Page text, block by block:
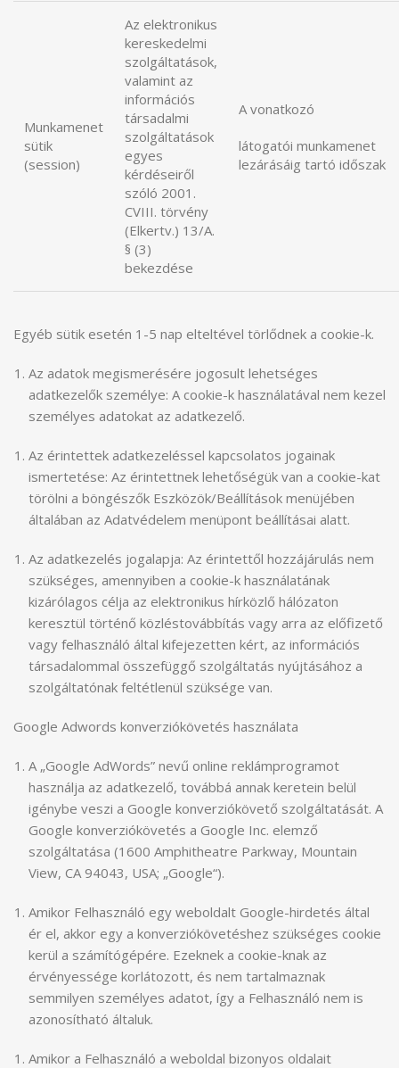
Munkamenet
sütik
(session)
Az elektronikus
kereskedelmi
szolgáltatások,
valamint az
információs
társadalmi
szolgáltatások
egyes
kérdéseiről
szóló 2001.
CVIII. törvény
(Elkertv.) 13/A.
§ (3)
bekezdése
A vonatkozó
látogatói munkamenet
lezárásáig tartó időszak
Egyéb sütik esetén 1-5 nap elteltével törlődnek a cookie-k.
Az adatok megismerésére jogosult lehetséges
adatkezelők személye: A cookie-k használatával nem kezel
személyes adatokat az adatkezelő.
Az érintettek adatkezeléssel kapcsolatos jogainak
ismertetése: Az érintettnek lehetőségük van a cookie-kat
törölni a böngészők Eszközök/Beállítások menüjében
általában az Adatvédelem menüpont beállításai alatt.
Az adatkezelés jogalapja: Az érintettől hozzájárulás nem
szükséges, amennyiben a cookie-k használatának
kizárólagos célja az elektronikus hírközlő hálózaton
keresztül történő közléstovábbítás vagy arra az előfizető
vagy felhasználó által kifejezetten kért, az információs
társadalommal összefüggő szolgáltatás nyújtásához a
szolgáltatónak feltétlenül szüksége van.
Google Adwords konverziókövetés használata
A „Google AdWords” nevű online reklámprogramot
használja az adatkezelő, továbbá annak keretein belül
igénybe veszi a Google konverziókövető szolgáltatását. A
Google konverziókövetés a Google Inc. elemző
szolgáltatása (1600 Amphitheatre Parkway, Mountain
View, CA 94043, USA; „Google“).
Amikor Felhasználó egy weboldalt Google-hirdetés által
ér el, akkor egy a konverziókövetéshez szükséges cookie
kerül a számítógépére. Ezeknek a cookie-knak az
érvényessége korlátozott, és nem tartalmaznak
semmilyen személyes adatot, így a Felhasználó nem is
azonosítható általuk.
Amikor a Felhasználó a weboldal bizonyos oldalait